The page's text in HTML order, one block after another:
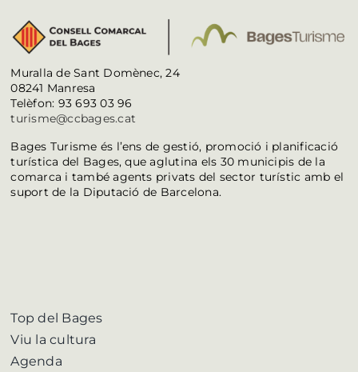
Muralla de Sant Domènec, 24
08241 Manresa
Telèfon: 93 693 03 96
turisme@ccbages.cat
Bages Turisme és l’ens de gestió, promoció i planificació
turística del Bages, que aglutina els 30 municipis de la
comarca i també agents privats del sector turístic amb el
suport de la Diputació de Barcelona.
Top del Bages
Viu la cultura
Agenda